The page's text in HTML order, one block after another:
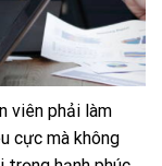
viên phải làm
cực mà không